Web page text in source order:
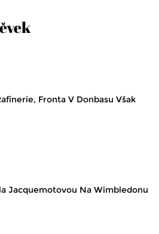
Fronta V Donbasu Však
Jacquemotovou Na Wimbledonu